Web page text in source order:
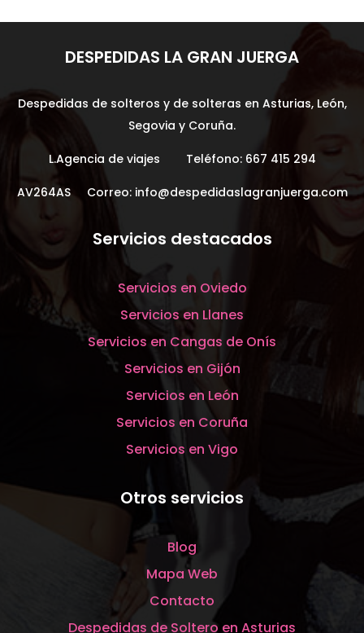
DESPEDIDAS LA GRAN JUERGA
Despedidas de solteros y de solteras en Asturias, León,
Segovia y Coruña.
L.Agencia de viajes Teléfono: 667 415 294
AV264AS Correo: info@despedidaslagranjuerga.com
Servicios destacados
Servicios en Oviedo
Servicios en Llanes
Servicios en Cangas de Onís
Servicios en Gijón
Servicios en León
Servicios en Coruña
Servicios en Vigo
Otros servicios
Blog
Mapa Web
Contacto
Despedidas de Soltero en Asturias